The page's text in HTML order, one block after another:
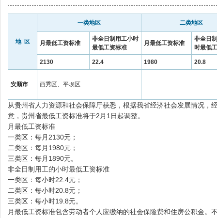
地 区
一类地区 二类地区
月最低工资标准
非全日制用工小时
最低工资标准
月最低工资标准
非全日
时最低
2130 22.4 1980 20.8
安顺市 西秀区、平坝区
从贵州省人力资源和社会保障厅获悉，根据我省经济社会发展情况，
意，贵州省最低工资标准将于2月1日起调整。
月最低工资标准
一类区：每月2130元；
二类区：每月1980元；
三类区：每月1890元。
非全日制用工的小时最低工资标准
一类区：每小时22.4元；
二类区：每小时20.8元；
三类区：每小时19.8元。
月最低工资标准包含劳动者个人应缴纳的社会保险费和住房公积金。